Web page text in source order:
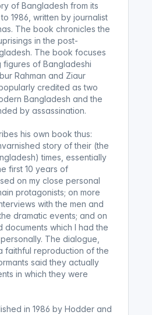
of Bangladesh from its
1986, written by journalist
The book chronicles the
in the post-
The book focuses
figures of Bangladeshi
Rahman and Ziaur
credited as two
Bangladesh and the
by assassination.
his own book thus:
story of their (the
times, essentially
first 10 years of
on my close personal
protagonists; on more
with the men and
dramatic events; and on
documents which I had the
The dialogue,
faithful reproduction of the
said they actually
in which they were
in 1986 by Hodder and